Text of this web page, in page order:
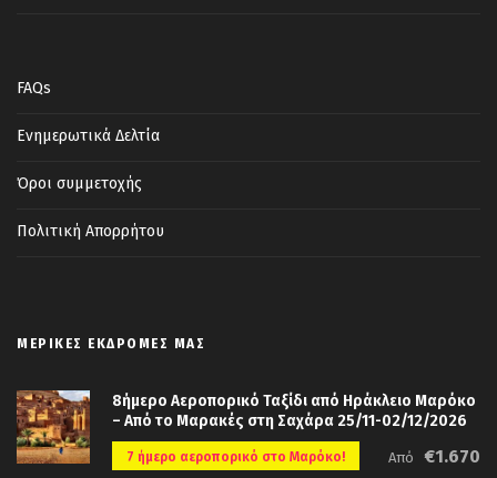
FAQs
Ενημερωτικά Δελτία
Όροι συμμετοχής
Πολιτική Απορρήτου
ΜΕΡΙΚΈΣ ΕΚΔΡΟΜΈΣ ΜΑΣ
8ήμερο Αεροπορικό Ταξίδι από Ηράκλειο Μαρόκο
– Από το Μαρακές στη Σαχάρα 25/11-02/12/2026
7 ήμερο αεροπορικό στο Μαρόκο! Από €1.670